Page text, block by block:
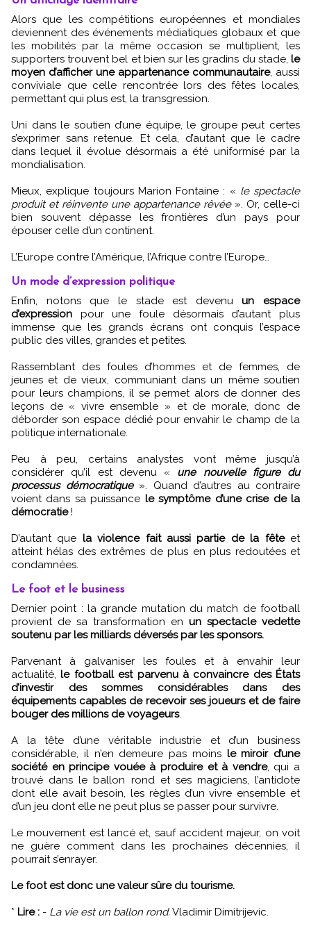
Alors que les compétitions européennes et mondiales
deviennent des événements médiatiques globaux et que
les mobilités par la même occasion se multiplient, les
supporters trouvent bel et bien sur les gradins du stade, le
moyen d’afficher une appartenance communautaire, aussi
conviviale que celle rencontrée lors des fêtes locales,
permettant qui plus est, la transgression.
Uni dans le soutien d’une équipe, le groupe peut certes
s’exprimer sans retenue. Et cela, d’autant que le cadre
dans lequel il évolue désormais a été uniformisé par la
mondialisation.
Mieux, explique toujours Marion Fontaine : « le spectacle
produit et réinvente une appartenance rêvée». Or, celle-ci
bien souvent dépasse les frontières d’un pays pour
épouser celle d’un continent.
L’Europe contre l’Amérique, l’Afrique contre l’Europe…
Un mode d’expression politique
Enfin, notons que le stade est devenuun espace
d’expression pour une foule désormais d’autant plus
immense que les grands écrans ont conquis l’espace
public des villes, grandes et petites.
Rassemblant des foules d’hommes et de femmes, de
jeunes et de vieux, communiant dans un même soutien
pour leurs champions, il se permet alors de donner des
leçons de « vivre ensemble » et de morale, donc de
déborder son espace dédié pour envahir le champ de la
politique internationale.
Peu à peu, certains analystes vont même jusqu’à
considérer qu’il est devenu « une nouvelle figure du
processus démocratique». Quand d’autres au contraire
voient dans sa puissance le symptôme d’une crise de la
démocratie!
D’autant que la violence fait aussi partie de la fêteet
atteint hélas des extrêmes de plus en plus redoutées et
condamnées.
Le foot et le business
Dernier point : la grande mutation du match de football
provient de sa transformation en un spectacle vedette
soutenu par les milliards déversés par les sponsors.
Parvenant à galvaniser les foules et à envahir leur
actualité,le football est parvenu à convaincre des États
d’investir des sommes considérables dans des
équipements capables de recevoir ses joueurs et de faire
bouger des millions de voyageurs.
A la tête d’une véritable industrie et d’un business
considérable, il n’en demeure pas moins le miroir d’une
société en principe vouée à produire et à vendre, qui a
trouvé dans le ballon rond et ses magiciens, l’antidote
dont elle avait besoin, les règles d’un vivre ensemble et
d’un jeu dont elle ne peut plus se passer pour survivre.
Le mouvement est lancé et, sauf accident majeur, on voit
ne guère comment dans les prochaines décennies, il
pourrait s’enrayer.
Le foot est donc une valeur sûre du tourisme.
* Lire : - La vie est un ballon rond. Vladimir Dimitrijevic.